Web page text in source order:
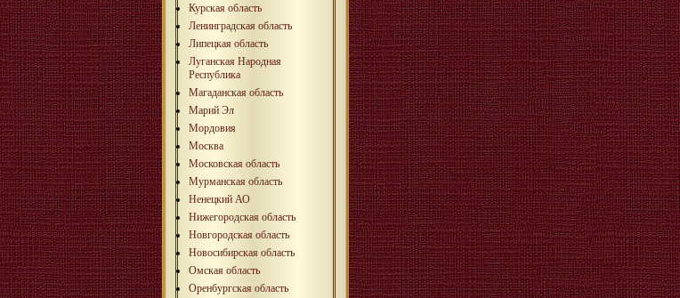
Курская область
Ленинградская область
Липецкая область
Луганская Народная
Республика
Магаданская область
Марий Эл
Мордовия
Москва
Московская область
Мурманская область
Ненецкий АО
Нижегородская область
Новгородская область
Новосибирская область
Омская область
Оренбургская область